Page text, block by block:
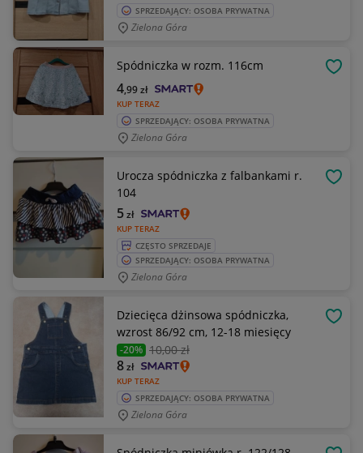
SPRZEDAJĄCY: OSOBA PRYWATNA
Zielona Góra
Spódniczka w rozm. 116cm
KUP TERAZ
4,99zł
SPRZEDAJĄCY: OSOBA PRYWATNA
Zielona Góra
Urocza spódniczka z falbankami r.
104
KUP TERAZ
5zł
CZĘSTO SPRZEDAJE
SPRZEDAJĄCY: OSOBA PRYWATNA
Zielona Góra
Dziecięca dżinsowa spódniczka,
wzrost 86/92 cm, 12-18 miesięcy
-20% 10,00 zł
KUP TERAZ
8zł
SPRZEDAJĄCY: OSOBA PRYWATNA
Zielona Góra